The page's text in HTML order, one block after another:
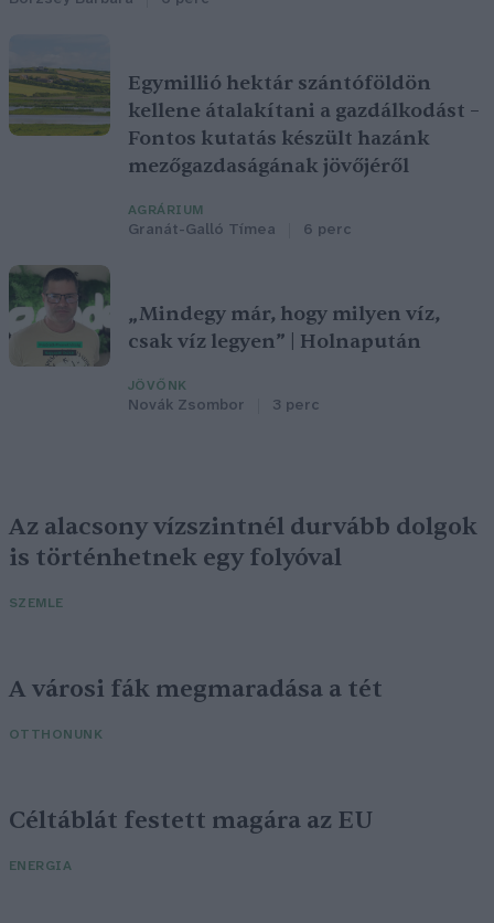
Egymillió hektár szántóföldön
kellene átalakítani a gazdálkodást –
Fontos kutatás készült hazánk
mezőgazdaságának jövőjéről
AGRÁRIUM
Granát-Galló Tímea 6 perc
„Mindegy már, hogy milyen víz,
csak víz legyen” | Holnapután
JÖVŐNK
Novák Zsombor 3 perc
Az alacsony vízszintnél durvább dolgok
is történhetnek egy folyóval
SZEMLE
A városi fák megmaradása a tét
OTTHONUNK
Céltáblát festett magára az EU
ENERGIA